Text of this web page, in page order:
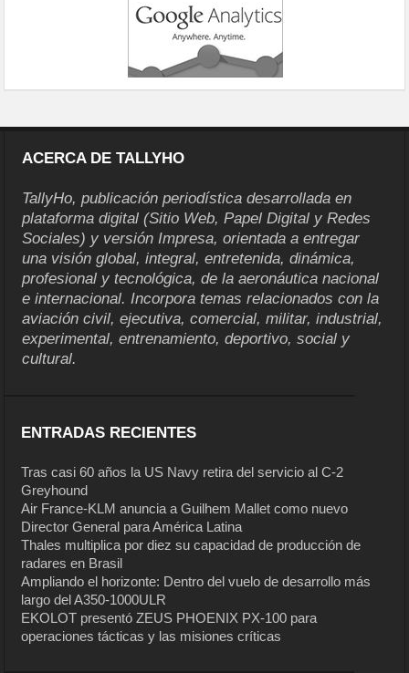
ACERCA DE TALLYHO
TallyHo, publicación periodística desarrollada en
plataforma digital (Sitio Web, Papel Digital y Redes
Sociales) y versión Impresa, orientada a entregar
una visión global, integral, entretenida, dinámica,
profesional y tecnológica, de la aeronáutica nacional
e internacional. Incorpora temas relacionados con la
aviación civil, ejecutiva, comercial, militar, industrial,
experimental, entrenamiento, deportivo, social y
cultural.
ENTRADAS RECIENTES
Tras casi 60 años la US Navy retira del servicio al C-2
Greyhound
Air France-KLM anuncia a Guilhem Mallet como nuevo
Director General para América Latina
Thales multiplica por diez su capacidad de producción de
radares en Brasil
Ampliando el horizonte: Dentro del vuelo de desarrollo más
largo del A350-1000ULR
EKOLOT presentó ZEUS PHOENIX PX-100 para
operaciones tácticas y las misiones críticas